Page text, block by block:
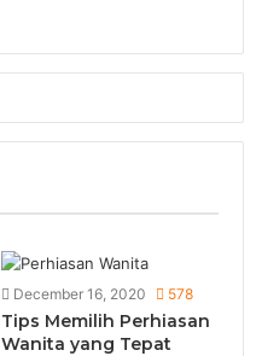
December 16, 2020 578
Tips Memilih Perhiasan
Wanita yang Tepat